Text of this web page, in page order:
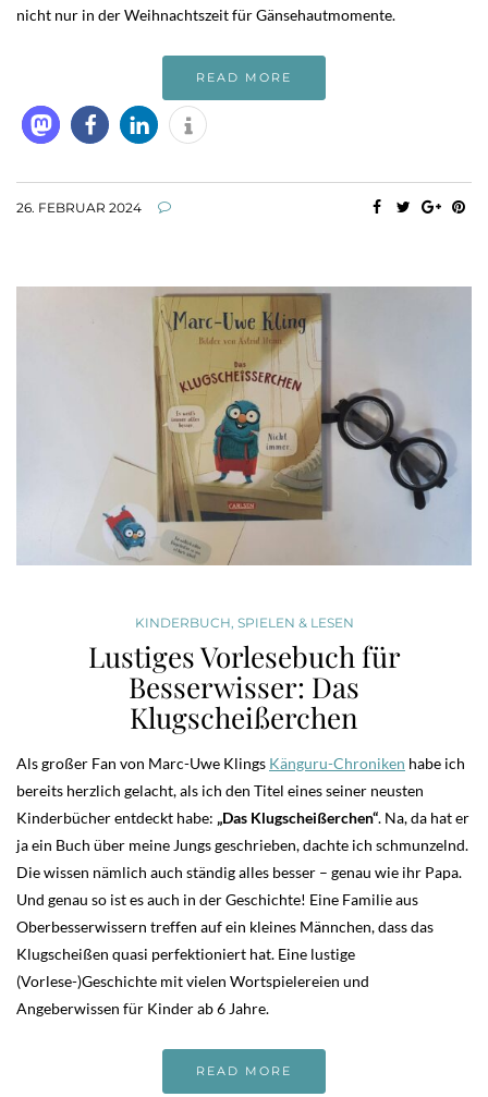
nicht nur in der Weihnachtszeit für Gänsehautmomente.
READ MORE
26. FEBRUAR 2024
KINDERBUCH, SPIELEN & LESEN
Lustiges Vorlesebuch für
Besserwisser: Das
Klugscheißerchen
Als großer Fan von Marc-Uwe Klings Känguru-Chroniken habe ich
bereits herzlich gelacht, als ich den Titel eines seiner neusten
Kinderbücher entdeckt habe: „Das Klugscheißerchen“. Na, da hat er
ja ein Buch über meine Jungs geschrieben, dachte ich schmunzelnd.
Die wissen nämlich auch ständig alles besser – genau wie ihr Papa.
Und genau so ist es auch in der Geschichte! Eine Familie aus
Oberbesserwissern treffen auf ein kleines Männchen, dass das
Klugscheißen quasi perfektioniert hat. Eine lustige
(Vorlese-)Geschichte mit vielen Wortspielereien und
Angeberwissen für Kinder ab 6 Jahre.
READ MORE